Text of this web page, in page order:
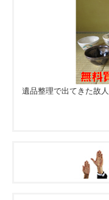
遺品整理で出てきた故